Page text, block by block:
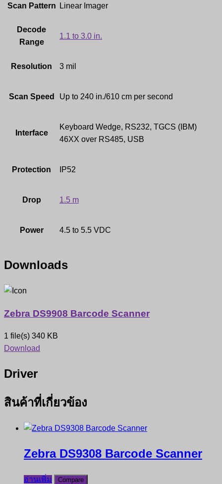
Scan Pattern Linear Imager
Decode
Range
1.1 to 3.0 in.
Resolution 3 mil
Scan Speed Up to 240 in./610 cm per second
Interface
Keyboard Wedge, RS232, TGCS (IBM)
46XX over RS485, USB
Protection IP52
Drop 1.5 m
Power 4.5 to 5.5 VDC
Downloads
Zebra DS9908 Barcode Scanner
1 file(s) 340 KB
Download
Driver
สินค้าที่เกี่ยวข้อง
Zebra DS9308 Barcode Scanner
อ่านเพิ่ม Compare